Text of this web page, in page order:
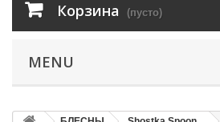
Корзина (пусто)
MENU